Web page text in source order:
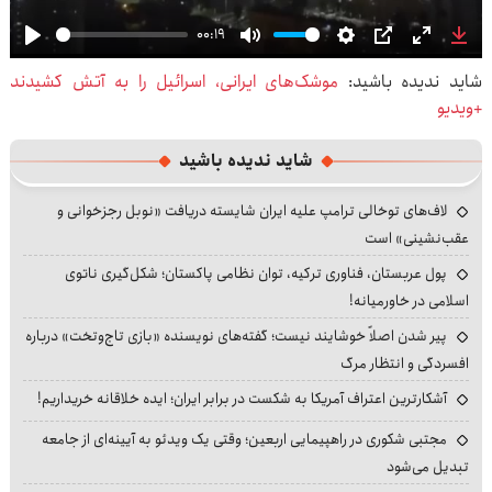
Play
00:19
Mute Settings
PIP Enter
شاید ندیده باشید: موشک‌های ایرانی، اسرائیل را به آتش کشیدند
+ویدیو
شاید ندیده باشید
لاف‌های توخالی ترامپ علیه ایران شایسته دریافت «نوبل رجزخوانی و
عقب‌نشینی» است
پول عربستان، فناوری ترکیه، توان نظامی پاکستان؛ شکل‌گیری ناتوی
اسلامی در خاورمیانه!
پیر شدن اصلاً خوشایند نیست؛ گفته‌های نویسنده «بازی تاج‌وتخت» درباره
افسردگی و انتظار مرگ
آشکارترین اعتراف آمریکا به شکست در برابر ایران؛ ایده خلاقانه خریداریم!
مجتبی شکوری در راهپیمایی اربعین؛ وقتی یک ویدئو به آیینه‌ای از جامعه
تبدیل می‌شود